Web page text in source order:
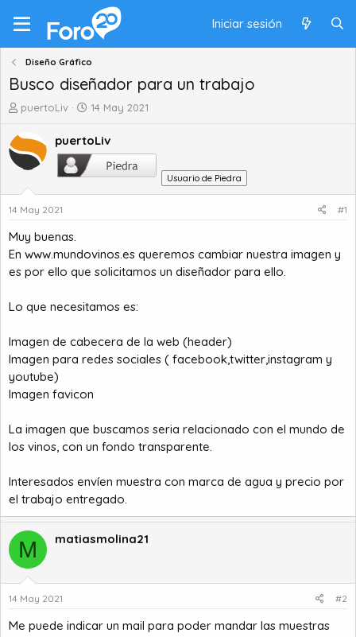
Iniciar sesión
Diseño Gráfico
Busco diseñador para un trabajo
A
t
o
r
e
t
m
a
puertoLiv
F
c
h
e
c
i
14 May 2021
puertoLiv
Usuario de Piedra
14 May 2021 #1
Muy buenas.
En www.mundovinos.es queremos cambiar nuestra imagen y
es por ello que solicitamos un diseñador para ello.
Lo que necesitamos es:
Imagen de cabecera de la web (header)
Imagen para redes sociales ( facebook,twitter,instagram y
youtube)
Imagen favicon
La imagen que buscamos seria relacionado con el mundo de
los vinos, con un fondo transparente.
Interesados envíen muestra con marca de agua y precio por
el trabajo entregado.
M matiasmolina21
14 May 2021 #2
Me puede indicar un mail para poder mandar las muestras